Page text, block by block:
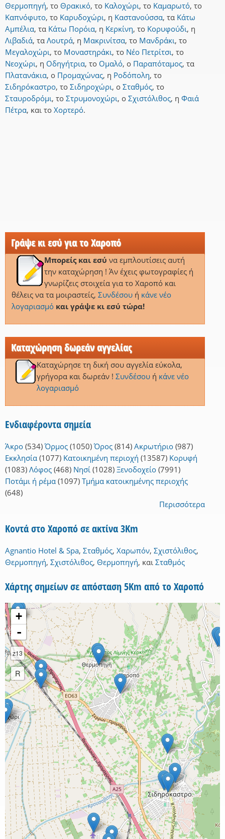
Θερμοπηγή, το Θρακικό, το Καλοχώρι, το Καμαρωτό, το
Καπνόφυτο, το Καρυδοχώρι, η Καστανούσσα, τα Κάτω
Αμπέλια, τα Κάτω Πορόια, η Κερκίνη, το Κορυφούδι, η
Λιβαδιά, τα Λουτρά, η Μακρινίτσα, το Μανδράκι, το
Μεγαλοχώρι, το Μοναστηράκι, το Νέο Πετρίτσι, το
Νεοχώρι, η Οδηγήτρια, το Ομαλό, ο Παραπόταμος, τα
Πλατανάκια, ο Προμαχώνας, η Ροδόπολη, το
Σιδηρόκαστρο, το Σιδηροχώρι, ο Σταθμός, το
Σταυροδρόμι, το Στρυμονοχώρι, ο Σχιστόλιθος, η Φαιά
Πέτρα, και το Χορτερό.
Γράψε κι εσύ για το Χαροπό
Μπορείς και εσύ να εμπλουτίσεις αυτή
την καταχώρηση ! Άν έχεις φωτογραφίες ή
γνωρίζεις στοιχεία για το Χαροπό και
θέλεις να τα μοιραστείς, Συνδέσουή κάνε νέο
λογαριασμό και γράψε κι εσύ τώρα!
Καταχώρηση δωρεάν αγγελίας
Καταχώρησε τη δική σου αγγελία εύκολα,
γρήγορα και δωρεάν ! Συνδέσουή κάνε νέο
λογαριασμό
Ενδιαφέροντα σημεία
Άκρο (534) Όρμος (1050) Όρος (814) Ακρωτήριο (987)
Εκκλησία (1077) Κατοικημένη περιοχή (13587) Κορυφή
(1083) Λόφος (468) Νησί (1028) Ξενοδοχείο (7991)
Ποτάμι ή ρέμα (1097) Τμήμα κατοικημένης περιοχής
(648)
Περισσότερα
Κοντά στο Χαροπό σε ακτίνα 3Km
Agnantio Hotel & Spa, Σταθμός, Χαρωπόν, Σχιστόλιθος,
Θερμοπηγή, Σχιστόλιθος, Θερμοπηγή, και Σταθμός
Χάρτης σημείων σε απόσταση 5Km από το Χαροπό
+
-
z13
R